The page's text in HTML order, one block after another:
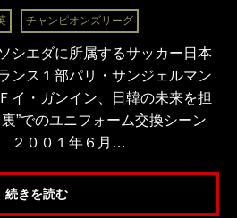
チャンピオンズリーグ
シエダに所属するサッカー日本
ンス１部パリ・サンジェルマン
イ・ガンイン、日韓の未来を担
”でのユニフォーム交換シーン
２００１年６月…
続きを読む